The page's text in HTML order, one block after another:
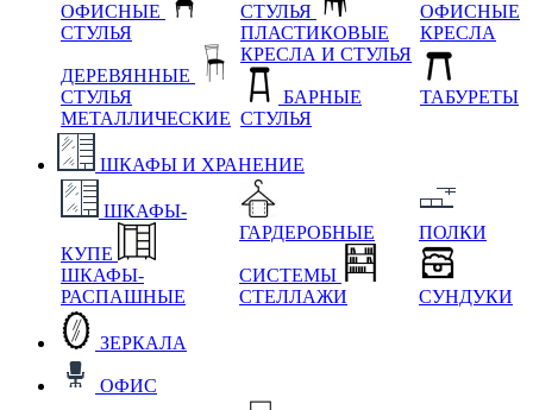
ОФИСНЫЕ
СТУЛЬЯ
ДЕРЕВЯННЫЕ
СТУЛЬЯ
МЕТАЛЛИЧЕСКИЕ
СТУЛЬЯ
ПЛАСТИКОВЫЕ
КРЕСЛА И СТУЛЬЯ
БАРНЫЕ
СТУЛЬЯ
ОФИСНЫЕ
КРЕСЛА
ТАБУРЕТЫ
ШКАФЫ И ХРАНЕНИЕ
ШКАФЫ-
КУПЕ
ШКАФЫ-
РАСПАШНЫЕ
ГАРДЕРОБНЫЕ
СИСТЕМЫ
СТЕЛЛАЖИ
ПОЛКИ
СУНДУКИ
ЗЕРКАЛА
ОФИС